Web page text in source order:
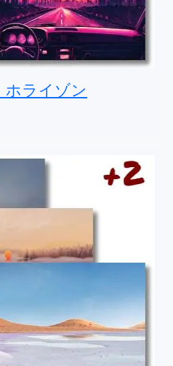
ホライゾン